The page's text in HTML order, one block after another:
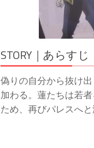
STORY｜あらすじ
偽りの自分から抜け
加わる。蓮たちは若
ため、再びパレスへと